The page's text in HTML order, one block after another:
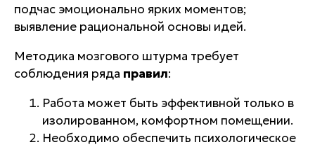
подчас эмоционально ярких моментов;
выявление рациональной основы идей.
Методика мозгового штурма требует
соблюдения ряда правил:
Работа может быть эффективной только в
изолированном, комфортном помещении.
Необходимо обеспечить психологическое